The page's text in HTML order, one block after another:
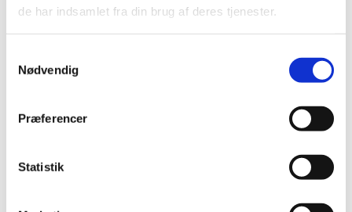
de har indsamlet fra din brug af deres tjenester.
Nødvendig
Præferencer
Statistik
2023 (7)
2022 (2)
2020 (32)
2018 (25)
2016 (19)